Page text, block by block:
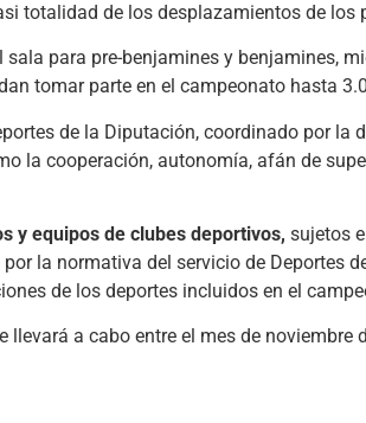
totalidad de los desplazamientos de los
para pre-benjamines y benjamines,
tomar parte en el campeonato hasta
de la Diputación, coordinado por la
la cooperación, autonomía, afán de
y equipos de clubes deportivos, sujetos
la normativa del servicio de Deportes
de los deportes incluidos en el
a cabo entre el mes de noviembre